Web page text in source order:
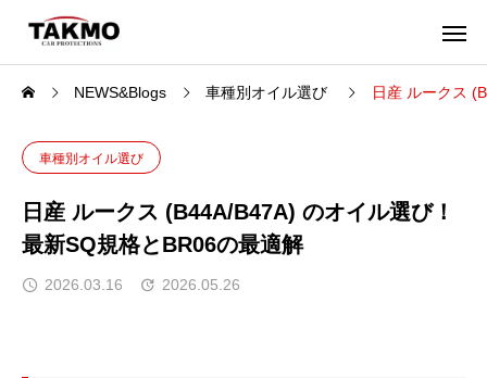
NEWS&Blogs 車種別オイル選び 日産 ルークス
車種別オイル選び
日産 ルークス (B44A/B47A) のオイル選び！
最新SQ規格とBR06の最適解
2026.03.16 2026.05.26